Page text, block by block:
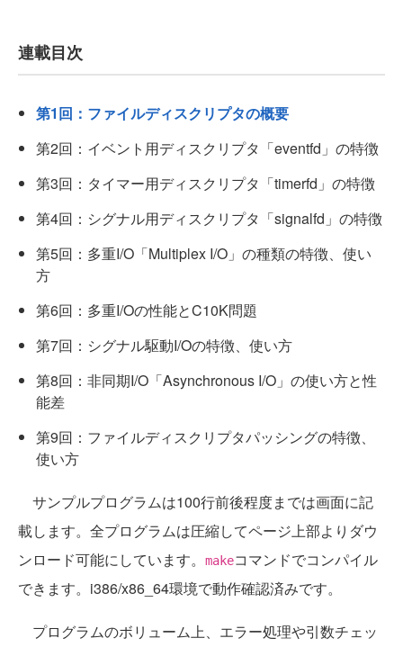
連載目次
第1回：ファイルディスクリプタの概要
第2回：イベント用ディスクリプタ「eventfd」の特徴
第3回：タイマー用ディスクリプタ「timerfd」の特徴
第4回：シグナル用ディスクリプタ「signalfd」の特徴
第5回：多重I/O「Multiplex I/O」の種類の特徴、使い
方
第6回：多重I/Oの性能とC10K問題
第7回：シグナル駆動I/Oの特徴、使い方
第8回：非同期I/O「Asynchronous I/O」の使い方と性
能差
第9回：ファイルディスクリプタパッシングの特徴、
使い方
サンプルプログラムは100行前後程度までは画面に記
載します。全プログラムは圧縮してページ上部よりダウ
ンロード可能にしています。
makeコマンドでコンパイル
できます。i386/x86_64環境で動作確認済みです。
プログラムのボリューム上、エラー処理や引数チェッ